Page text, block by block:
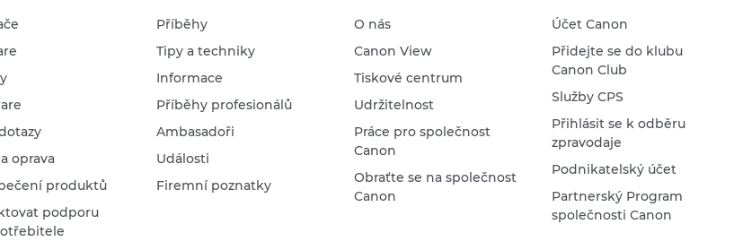
oprava
produktů
podporu
Příběhy
Tipy a techniky
Informace
Příběhy profesionálů
Ambasadoři
Události
Firemní poznatky
O nás
Canon View
Tiskové centrum
Udržitelnost
Práce pro společnost
Canon
Obraťte se na společnost
Canon
Účet Canon
Přidejte se do klubu
Canon Club
Služby CPS
Přihlásit se k odběru
zpravodaje
Podnikatelský účet
Partnerský Program
společnosti Canon